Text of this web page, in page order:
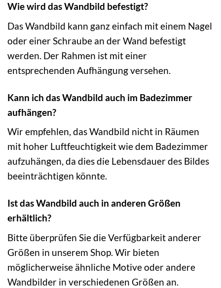
Wie wird das Wandbild befestigt?
Das Wandbild kann ganz einfach mit einem Nagel
oder einer Schraube an der Wand befestigt
werden. Der Rahmen ist mit einer
entsprechenden Aufhängung versehen.
Kann ich das Wandbild auch im Badezimmer
aufhängen?
Wir empfehlen, das Wandbild nicht in Räumen
mit hoher Luftfeuchtigkeit wie dem Badezimmer
aufzuhängen, da dies die Lebensdauer des Bildes
beeinträchtigen könnte.
Ist das Wandbild auch in anderen Größen
erhältlich?
Bitte überprüfen Sie die Verfügbarkeit anderer
Größen in unserem Shop. Wir bieten
möglicherweise ähnliche Motive oder andere
Wandbilder in verschiedenen Größen an.